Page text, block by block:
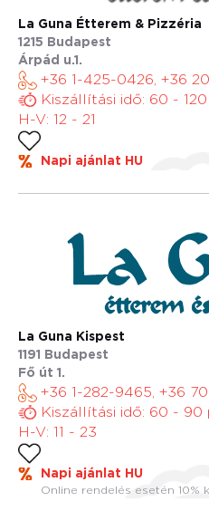
La Guna Étterem & Pizzéria
1215 Budapest
Árpád u.1.
+36 1-425-0426, +36
Kiszállítási idő: 60 -
H-V: 12 - 21
Napi ajánlat HU
La Guna Kispest
1191 Budapest
Fő út 1.
+36 1-282-9465, +36
Kiszállítási idő: 60 - 90
H-V: 11 - 23
Napi ajánlat HU
Online rendelés esetén 10%